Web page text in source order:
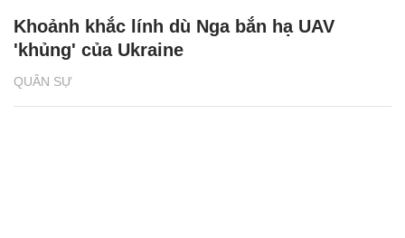
QUÂN SỰ
Khoảnh khắc lính dù Nga bắn hạ UAV
'khủng' của Ukraine